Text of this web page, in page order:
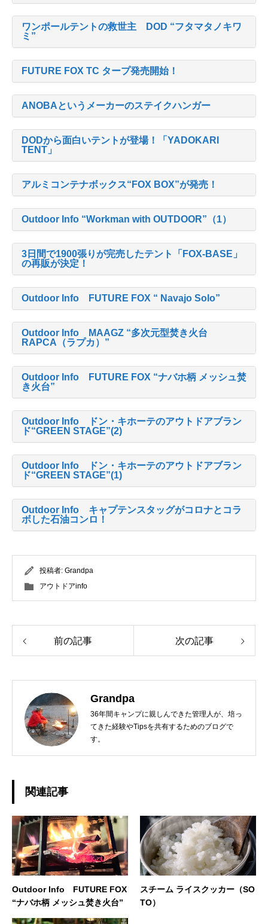
ワンポールテントの救世主 DOD “フタマタノキワ
ミ”
FUTURE FOX TC タープ発売開始！
ANOBAというメーカーのステイクハンガー
DODから面白いテントが登場！「YADOKARI
TENT」
アルミコンテナボックス“FOX BOX”が発売！
Outdoor Info “Workman with OUTDOOR”（1）
3日間で1900張りが完売したテント「FOX-BASE」
の再販が決定！
Outdoor Info FUTURE FOX “ Navajo Solo”
Outdoor Info MAAGZ “多次元型焚き火台
RAPCA（ラプカ）”
Outdoor Info FUTURE FOX “ナバホ柄 メッシュ焚
き火台”
Outdoor Info ドン・キホーテのアウトドアブラン
ド“GREEN STAGE”(2)
Outdoor Info ドン・キホーテのアウトドアブラン
ド“GREEN STAGE”(1)
Outdoor Info キャプテンスタッグがコロナとコラ
ボした石油コンロ！
投稿者: Grandpa
アウトドアinfo
前の記事 次の記事
Grandpa
36年間キャンプに親しんできた管理人が、培っ
てきた経験やTipsを共有するためのブログで
す。
関連記事
Outdoor Info FUTURE FOX
“ナバホ柄 メッシュ焚き火台”
スチーム ライスクッカー（SO
TO）